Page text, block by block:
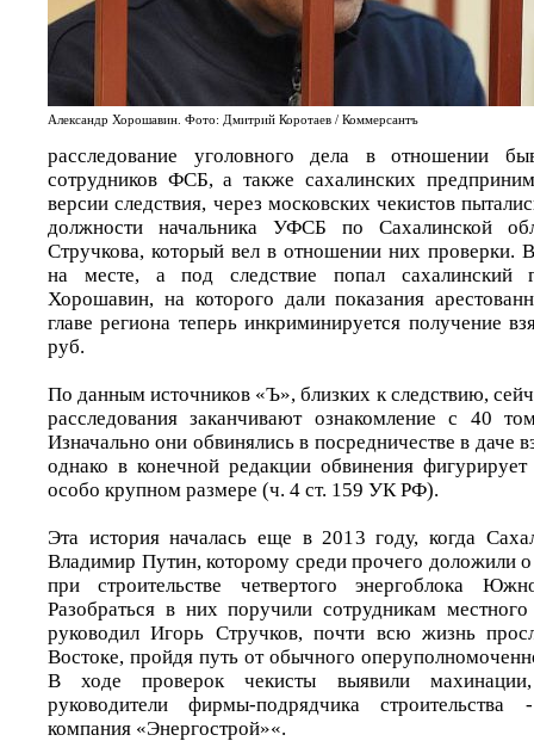
Александр Хорошавин. Фото: Дмитрий Коротаев / Коммерсантъ
расследование уголовного дела в отношении
сотрудников ФСБ, а также сахалинских
версии следствия, через московских чекистов
должности начальника УФСБ по Сахалинской
Стручкова, который вел в отношении них проверки. В
на месте, а под следствие попал сахалинский
Хорошавин, на которого дали показания
главе региона теперь инкриминируется получение
руб.
По данным источников «Ъ», близких к следствию,
расследования заканчивают ознакомление с 40
Изначально они обвинялись в посредничестве в даче
однако в конечной редакции обвинения
особо крупном размере (ч. 4 ст. 159 УК РФ).
Эта история началась еще в 2013 году, когда
Владимир Путин, которому среди прочего доложили
при строительстве четвертого энергоблока
Разобраться в них поручили сотрудникам
руководил Игорь Стручков, почти всю жизнь
Востоке, пройдя путь от обычного
В ходе проверок чекисты выявили
руководители фирмы-подрядчика
компания «Энергострой»«.